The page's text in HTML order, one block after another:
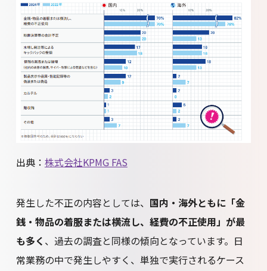
出典： 株式会社KPMG FAS
発生した不正の内容としては、 国内・海外ともに「金
銭・物品の着服または横流し、経費の不正使用」が最
も多く 、過去の調査と同様の傾向となっています。日
常業務の中で発生しやすく、単独で実行されるケース